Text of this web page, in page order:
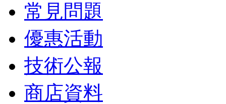
常見問題
優惠活動
技術公報
商店資料